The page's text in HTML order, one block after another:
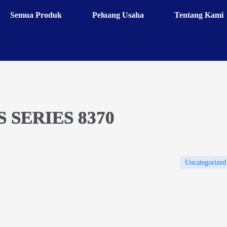
Semua Produk Peluang Usaha Tentang Kami
8370
Uncategorized